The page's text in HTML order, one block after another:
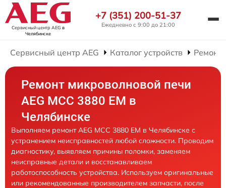
Сервисный центр AEG в
Челябинске
+7 (351) 200-51-37
Ежедневно с 9:00 до 21:00
Сервисный центр AEG Каталог устройств Ремонт
Ремонт микроволновой печи
AEG MCC 3880 EM в
Челябинске
Выполняем ремонт AEG MCC 3880 EM в Челябинске с
устранением неисправностей любой сложности. Проводим
диагностику, выявляем причины поломки, заменяем
неисправные детали и восстанавливаем
работоспособность устройства. Используем оригинальные
или рекомендованные производителем запчасти, после